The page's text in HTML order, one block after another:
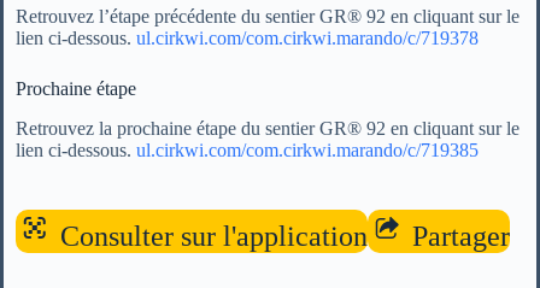
Retrouvez l’étape précédente du sentier GR® 92 en cliquant sur le
lien ci-dessous. ul.cirkwi.com/com.cirkwi.marando/c/719378
Prochaine étape
Retrouvez la prochaine étape du sentier GR® 92 en cliquant sur le
lien ci-dessous. ul.cirkwi.com/com.cirkwi.marando/c/719385
Consulter sur l'application Partager